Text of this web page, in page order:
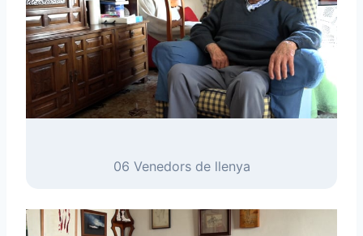
06 Venedors de llenya